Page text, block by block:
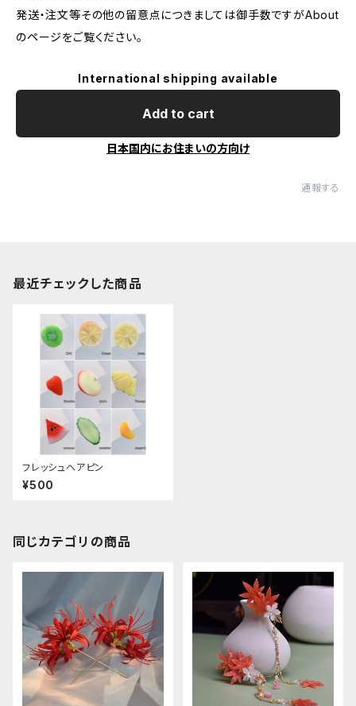
発送・注文等その他の留意点につきましては御手数ですがAbout
のページをご覧ください。
International shipping available
Add to cart
日本国内にお住まいの方向け
通報する
最近チェックした商品
フレッシュヘアピン
¥500
同じカテゴリの商品